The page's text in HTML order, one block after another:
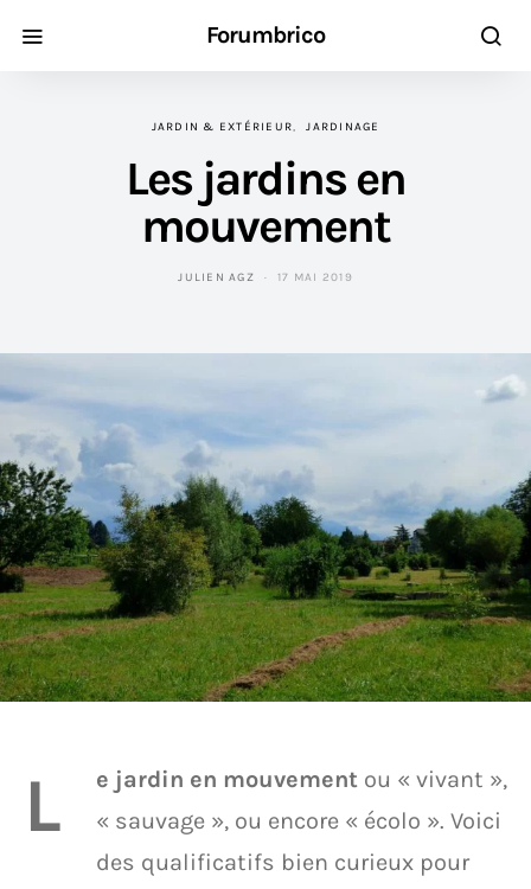
Forumbrico
JARDIN & EXTÉRIEUR JARDINAGE
Les jardins en
mouvement
JULIEN AGZ 17 MAI 2019
L e jardin en mouvementou « vivant »,
« sauvage », ou encore « écolo ». Voici
des qualificatifs bien curieux pour